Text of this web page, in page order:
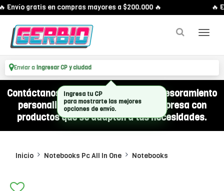
Envío gratis en compras mayores a $200.000 🔥 🔥
Enviar a Ingresar CP y ciudad
Contáctanos por WhatsApp y recibí asesoramiento
personalizado para equipar a tu empresa con
productos que se adapten a tus necesidades.
Inicio Notebooks Pc All In One Notebooks